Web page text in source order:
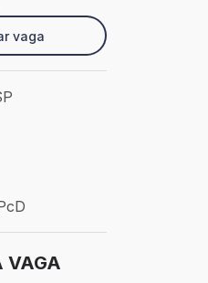
vaga
das Cruzes - SP
VAGA